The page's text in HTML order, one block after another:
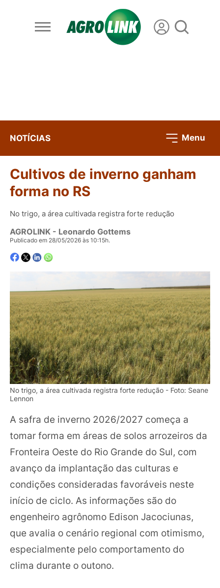
NOTÍCIAS Menu
Cultivos de inverno ganham
forma no RS
No trigo, a área cultivada registra forte redução
AGROLINK - Leonardo Gottems
Publicado em 28/05/2026 às 10:15h.
No trigo, a área cultivada registra forte redução - Foto: Seane
Lennon
A safra de inverno 2026/2027 começa a
tomar forma em áreas de solos arrozeiros da
Fronteira Oeste do Rio Grande do Sul, com
avanço da implantação das culturas e
condições consideradas favoráveis neste
início de ciclo. As informações são do
engenheiro agrônomo Edison Jacociunas,
que avalia o cenário regional com otimismo,
especialmente pelo comportamento do
clima durante o outono.